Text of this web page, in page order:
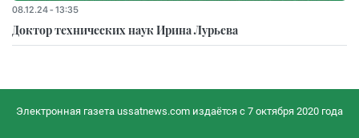
08.12.24 - 13:35
Доктор технических наук Ирина Лурьева
Электронная газета ussatnews.com издаётся с 7 октября 2020 года